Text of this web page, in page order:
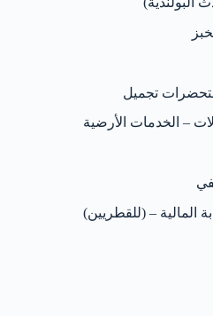
تجميل
– الخدمات الأرضية
المالية – (للقطريين)